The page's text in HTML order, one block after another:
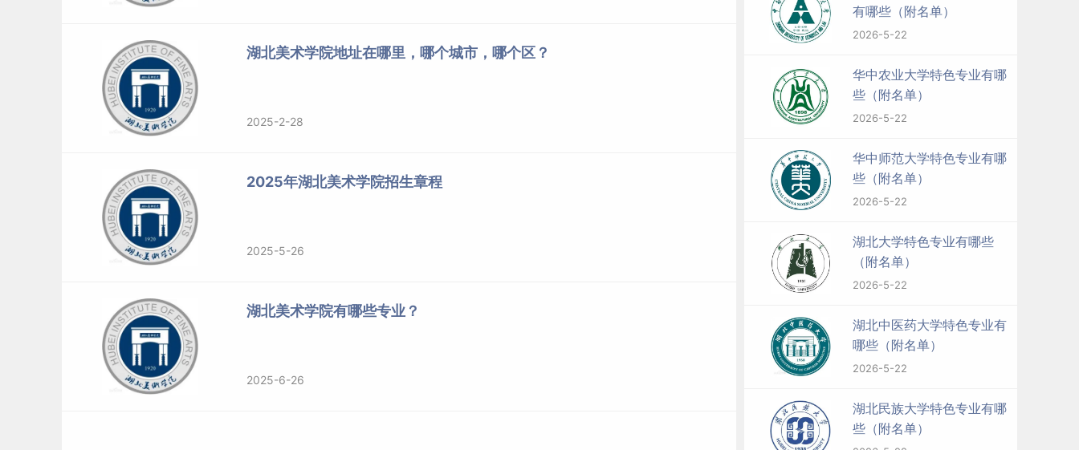
湖北美术学院地址在哪里，哪个城市，哪个区？
2025-2-28
2025年湖北美术学院招生章程
2025-5-26
湖北美术学院有哪些专业？
2025-6-26
有哪些（附名单）
2026-5-22
华中农业大学特色专业有哪
些（附名单）
2026-5-22
华中师范大学特色专业有哪
些（附名单）
2026-5-22
湖北大学特色专业有哪些
（附名单）
2026-5-22
湖北中医药大学特色专业有
哪些（附名单）
2026-5-22
湖北民族大学特色专业有哪
些（附名单）